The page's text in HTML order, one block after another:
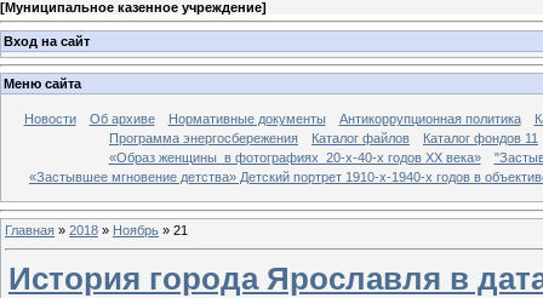
[Муниципальное казенное учреждение]
Вход на сайт
Меню сайта
Новости Об архиве Нормативные документы Антикоррупционная политика
Программа энергосбережения
Каталог файлов
Каталог фондов 11
«Образ женщины в фотографиях 20-х-40-х годов ХХ века»
«Застывшее мгновение детства» Детский портрет 1910-х-1940-х годов в
Главная » 2018 » Ноябрь » 21
История города Ярославля в